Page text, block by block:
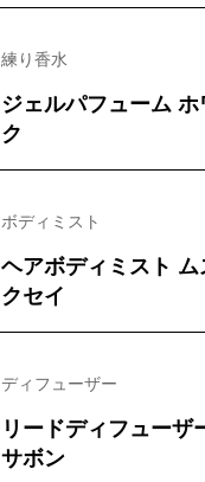
練り香水
ジェルパフューム
ク
ボディミスト
ヘアボディミスト
クセイ
ディフューザー
リードディフューザ
サボン